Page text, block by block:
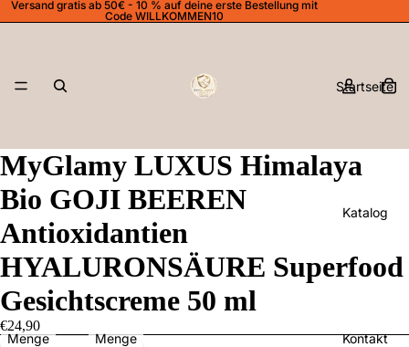
Versand gratis ab 50€ - 10 % auf deine erste Bestellung mit
Code WILLKOMMEN10
Startseite
Katalog
Kontakt
MyGlamy LUXUS Himalaya
Bio GOJI BEEREN
Antioxidantien
HYALURONSÄURE Superfood
Gesichtscreme 50 ml
€24,90
Menge
Menge